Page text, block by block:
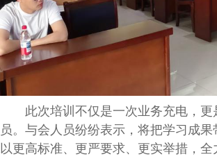
此次培训不仅是一次业务充电，更
员。与会人员纷纷表示，将把学习成果
以更高标准、更严要求、更实举措，